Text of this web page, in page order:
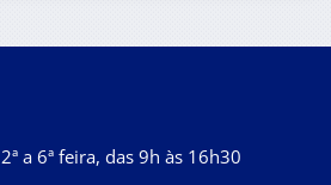
2ª a 6ª feira, das 9h às 16h30